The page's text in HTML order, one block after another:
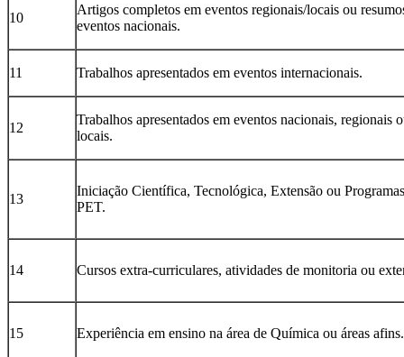
10
Artigos completos em eventos regionais/locais ou
eventos nacionais.
11 Trabalhos apresentados em eventos internacionais.
12
Trabalhos apresentados em eventos nacionais, regionais
locais.
13
Iniciação Científica, Tecnológica, Extensão ou Programas
PET.
14 Cursos extra-curriculares, atividades de monitoria ou
15 Experiência em ensino na área de Química ou áreas afins.